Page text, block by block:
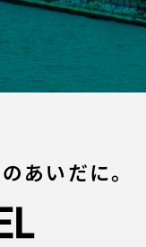
あいだに。